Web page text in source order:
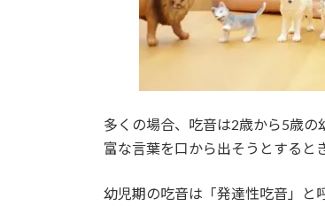
多くの場合、吃音は2歳から5歳
富な言葉を口から出そうとすると
幼児期の吃音は「発達性吃音」と